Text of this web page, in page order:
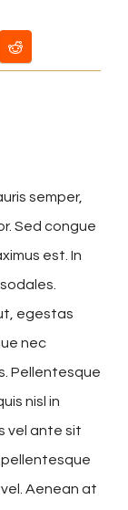
semper,
Sed congue
est. In
egestas
nec
Pellentesque
nisl in
vel ante sit
Aenean at